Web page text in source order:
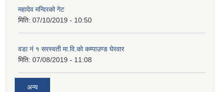
महादेव मन्दिरको गेट
मिति: 07/10/2019 - 10:50
वडा नं १ सरस्वती मा.वि.काे कम्पाउण्ड घेरवार
मिति: 07/08/2019 - 11:08
अन्य